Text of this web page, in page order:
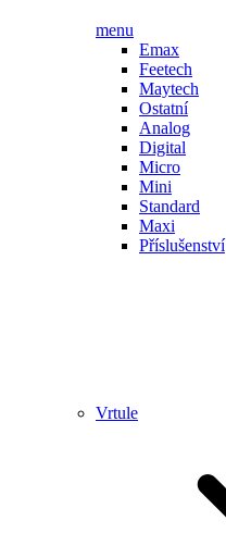
menu
Emax
Feetech
Maytech
Ostatní
Analog
Digital
Micro
Mini
Standard
Maxi
Příslušenství
Vrtule